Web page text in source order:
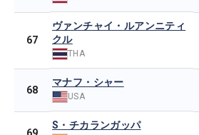
67
ヴァンチャイ・ルアンニティ
クル
THA
68
マナフ・シャー
USA
S・チカランガッパ